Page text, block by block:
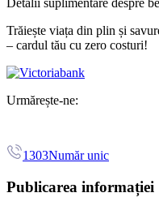
Trăiește viața din plin și
– cardul tău cu zero costuri!
Urmărește-ne:
1303Număr unic
Publicarea informației